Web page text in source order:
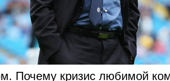
Почему кризис любимой